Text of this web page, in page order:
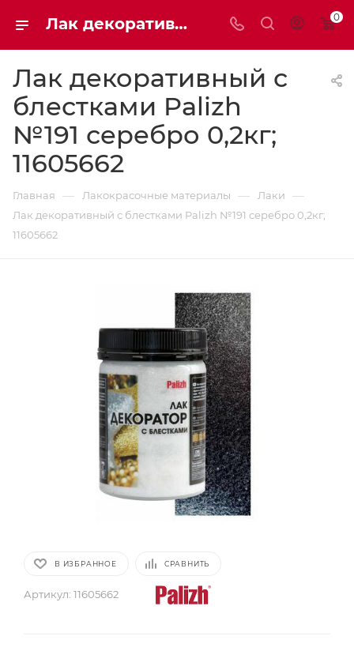
Лак декоративный с блестками Palizh №191 серебро 0,2кг; 11605662 | Мaxim-stroy 0
Лак декоративный с
блестками Palizh
№191 серебро 0,2кг;
11605662
Главная — Лакокрасочные материалы — Лаки —
Лак декоративный с блестками Palizh №191 серебро 0,2кг;
11605662
В ИЗБРАННОЕ СРАВНИТЬ
Артикул: 11605662